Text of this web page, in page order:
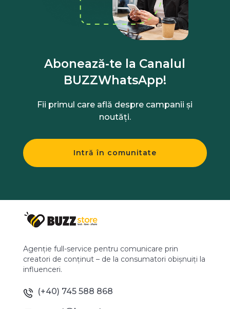
Abonează-te la Canalul
BUZZWhatsApp!
Fii primul care află despre campanii și
noutăți.
Intră în comunitate
Agenție full-service pentru comunicare prin
creatori de conținut – de la consumatori obișnuiți la
influenceri.
(+40) 745 588 868